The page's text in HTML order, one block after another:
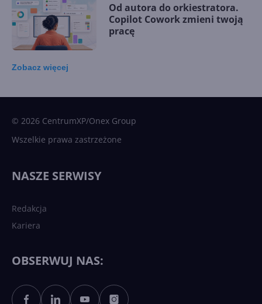
Od autora do orkiestratora.
Copilot Cowork zmieni twoją
pracę
Zobacz więcej
© 2026 CentrumXP/Onex Group
Wszelkie prawa zastrzeżone
NASZE SERWISY
Redakcja
Kariera
OBSERWUJ NAS: